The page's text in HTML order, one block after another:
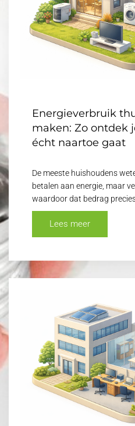
Energieverbruik
maken: Zo ontdek
écht naartoe gaat
De meeste huishoudens
betalen aan energie, maar
waardoor dat bedrag
Lees meer